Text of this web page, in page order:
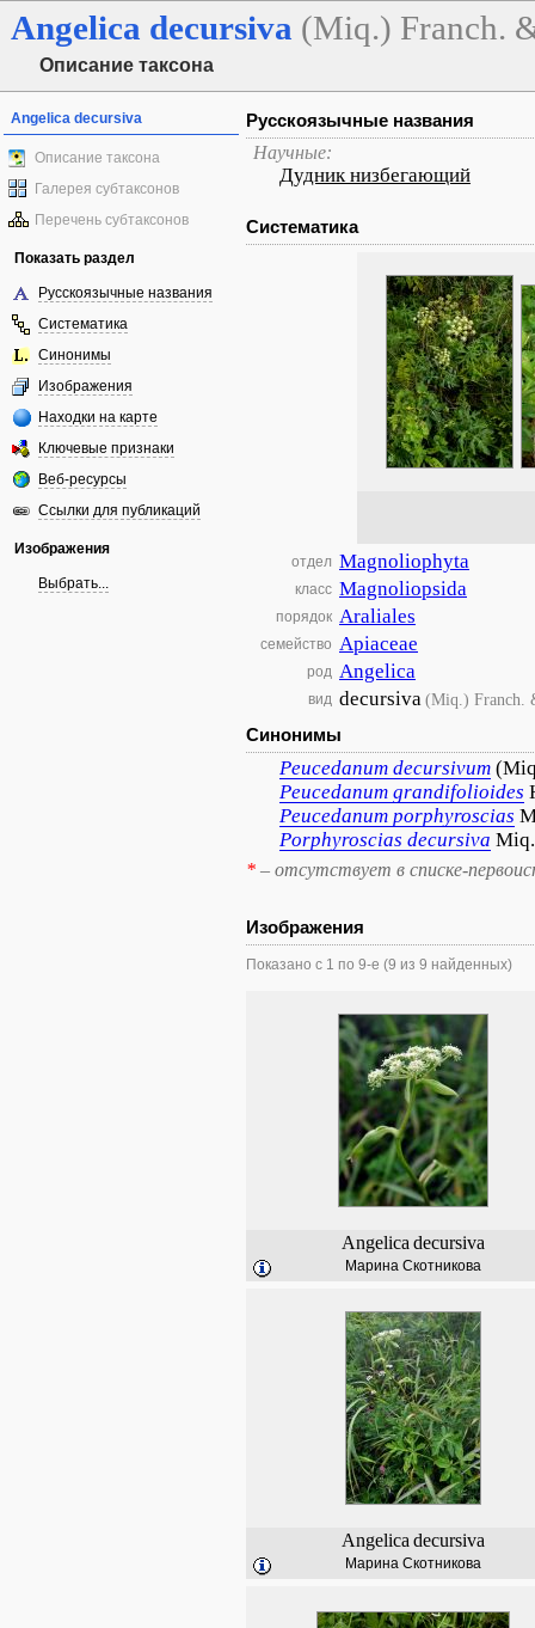
Angelica decursiva (Miq.) Franch.
Описание таксона
Angelica decursiva
Описание таксона
Галерея субтаксонов
Перечень субтаксонов
Показать раздел
Русскоязычные названия
Систематика
Синонимы
Изображения
Находки на карте
Ключевые признаки
Веб-ресурсы
Ссылки для публикаций
Изображения
Выбрать...
Русскоязычные названия
Научные:
Дудник низбегающий
Систематика
отдел Magnoliophyta
класс Magnoliopsida
порядок Araliales
семейство Apiaceae
род Angelica
вид decursiva(Miq.) Franch.
Синонимы
Peucedanum decursivum
Peucedanum grandifolioides
Peucedanum porphyroscias
Porphyroscias decursiva Miq.
* – отсутствует в списке-
Изображения
Показано с 1 по 9-е (9 из 9 найденных)
Angelica decursiva
Марина Скотникова
Angelica decursiva
Марина Скотникова